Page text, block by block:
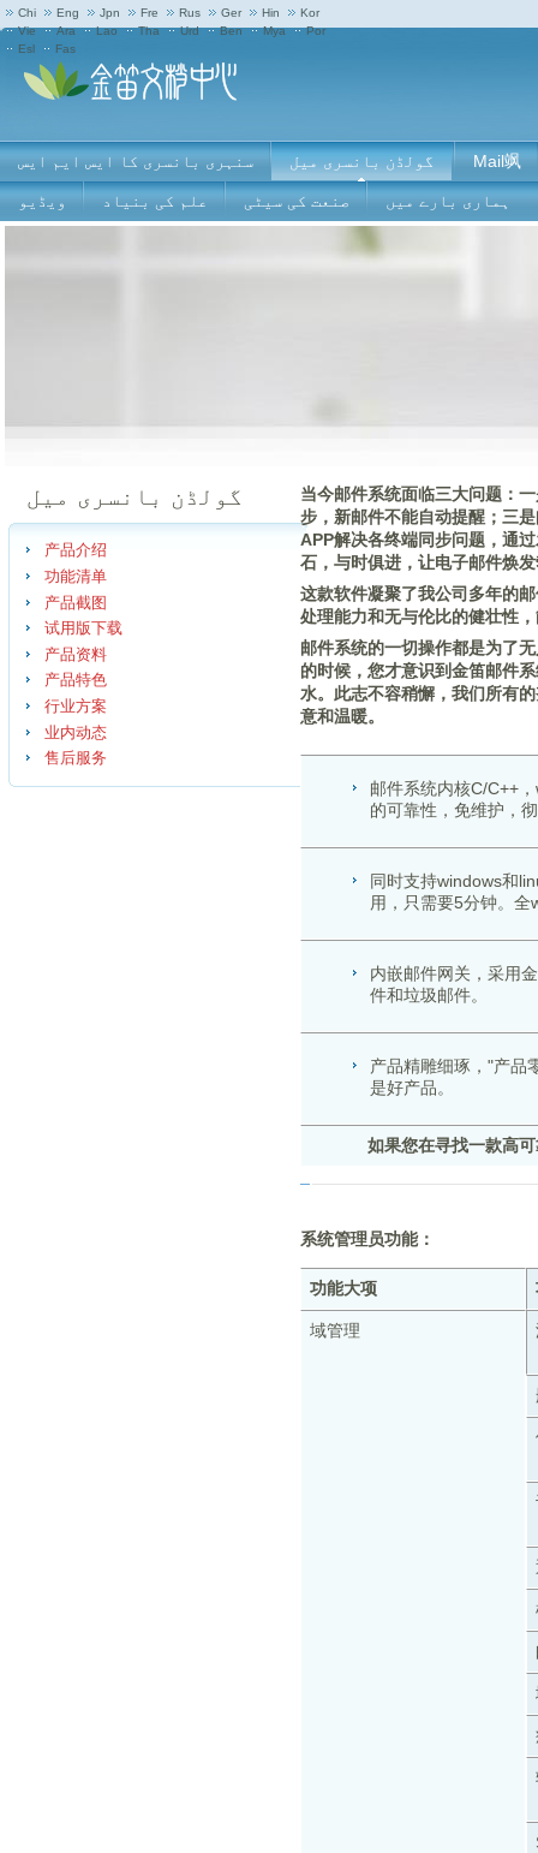
Chi Eng Jpn Fre Rus Ger Hin
Kor
Vie
Ara Lao Tha Urd Ben Mya
Por
Esl
Fas
سنہری بانسری کا ایس ایم ایس گولڈن بانسری میل Mail飒
ویڈیو علم کی بنیاد صنعت کی سیٹی ہماری بارے ميں
گولڈن بانسری میل
产品介绍
功能清单
产品截图
试用版下载
产品资料
产品特色
行业方案
业内动态
售后服务
当今邮件系统面临三大问题：
步，新邮件不能自动提醒；三
APP解决各终端同步问题，通
石，与时俱进，让电子邮件焕
这款软件凝聚了我公司多年的
处理能力和无与伦比的健壮性
邮件系统的一切操作都是为了
的时候，您才意识到金笛邮件
水。此志不容稍懈，我们所有
意和温暖。
邮件系统内核C/C++
的可靠性，免维护，
同时支持windows和
用，只需要5分钟。
内嵌邮件网关，采用
件和垃圾邮件。
产品精雕细琢，"产品
是好产品。
如果您在寻找一款高可靠
系统管理员功能：
功能大项
域管理